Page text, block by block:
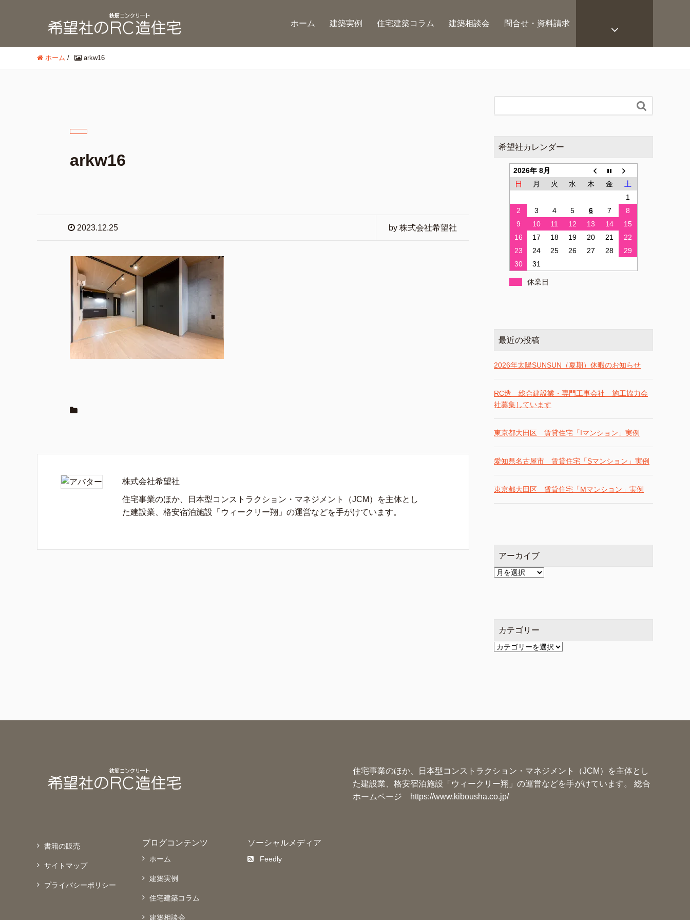
ホーム 建築実例 住宅建築コラム 建築相談会 問合せ・資料請求
ホーム / arkw16
arkw16
2023.12.25 by 株式会社希望社
株式会社希望社
住宅事業のほか、日本型コンストラクション・マネジメント（JCM）を主体とし
た建設業、格安宿泊施設「ウィークリー翔」の運営などを手がけています。

希望社カレンダー
2026年 8月
日
月 火 水 木 金
土
1
2
3 4 5 6 7
8
9
10 11 12 13 14
15
16
17 18 19 20 21
22
23
24 25 26 27 28
29
30
31
休業日
最近の投稿
2026年太陽SUNSUN（夏期）休暇のお知らせ
RC造 総合建設業・専門工事会社 施工協力会
社募集しています
東京都大田区 賃貸住宅「Iマンション」実例
愛知県名古屋市 賃貸住宅「Sマンション」実例
東京都大田区 賃貸住宅「Mマンション」実例
アーカイブ
ア
カテゴリー
カ
住宅事業のほか、日本型コンストラクション・マネジメント（JCM）を主体とし
た建設業、格安宿泊施設「ウィークリー翔」の運営などを手がけています。 総合
ホームページ
https://www.kibousha.co.jp/
書籍の販売
サイトマップ
プライバシーポリシー
ブログコンテンツ
ホーム
建築実例
住宅建築コラム
建築相談会
ソーシャルメディア
Feedly